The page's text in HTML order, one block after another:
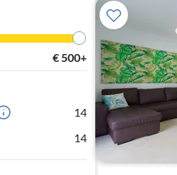
€500+
14
14